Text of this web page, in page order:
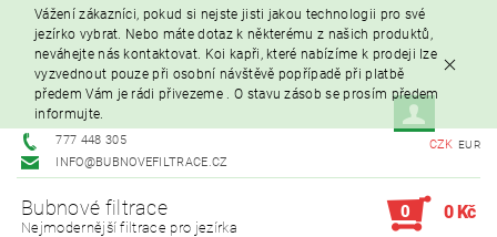
Vážení zákazníci, pokud si nejste jisti jakou technologii pro své
jezírko vybrat. Nebo máte dotaz k některému z našich produktů,
neváhejte nás kontaktovat. Koi kapři, které nabízíme k prodeji lze
vyzvednout pouze při osobní návštěvě popřípadě při platbě
předem Vám je rádi přivezeme . O stavu zásob se prosím předem
informujte.
777 448 305
INFO@BUBNOVEFILTRACE.CZ
CZK EUR
Bubnové filtrace
Nejmodernější filtrace pro jezírka
0 0 Kč